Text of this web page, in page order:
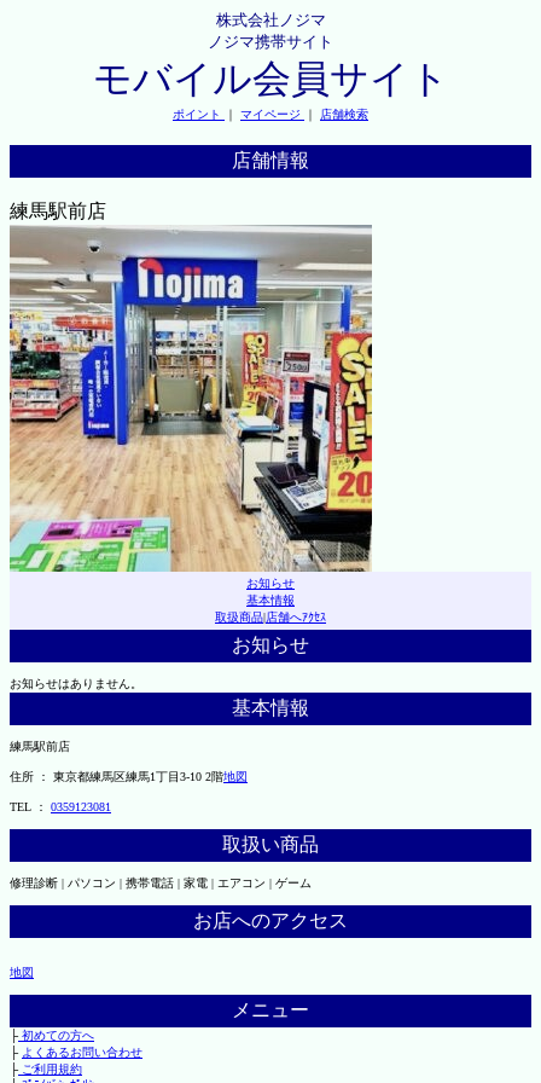
株式会社ノジマ
ノジマ携帯サイト
モバイル会員サイト
ポイント ｜ マイページ ｜ 店舗検索
店舗情報
練馬駅前店
お知らせ
基本情報
取扱商品|店舗へｱｸｾｽ
お知らせ
お知らせはありません。
基本情報
練馬駅前店
住所 ： 東京都練馬区練馬1丁目3-10 2階地図
TEL ： 0359123081
取扱い商品
修理診断 | パソコン | 携帯電話 | 家電 | エアコン | ゲーム
お店へのアクセス
地図
メニュー
├初めての方へ
├ よくあるお問い合わせ
├ご利用規約